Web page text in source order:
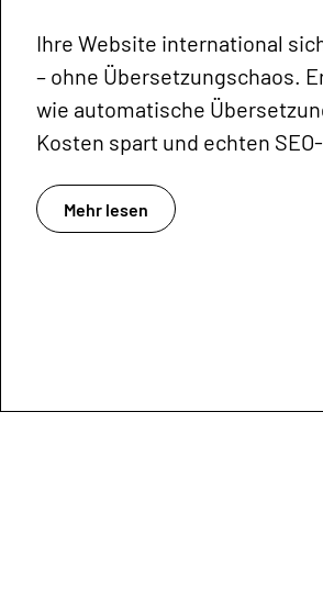
Ihre Website international
– ohne Übersetzungschaos.
wie automatische
Kosten spart und echten
Mehr lesen